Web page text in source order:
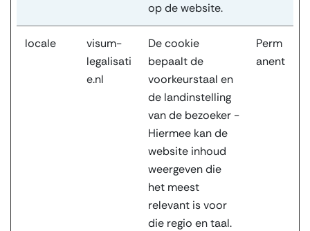
op de website.
locale
visum-
legalisati
e.nl
De cookie
bepaalt de
voorkeurstaal en
de landinstelling
van de bezoeker -
Hiermee kan de
website inhoud
weergeven die
het meest
relevant is voor
die regio en taal.
Perm
anent